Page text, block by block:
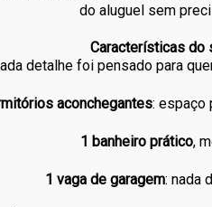
do aluguel sem
Características do
detalhe foi pensado para
aconchegantes: espaço
1 banheiro prático,
1 vaga de garagem: nada